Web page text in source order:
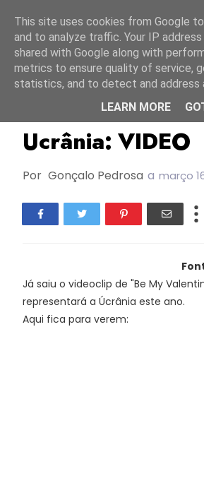
Ucrânia: VIDEO
Por Gonçalo Pedrosa a março
Já saiu o videoclip de "Be My
representará a Úcrânia este ano.
Aqui fica para verem:
This site uses cookies from Google
and to analyze traffic. Your IP
shared with Google along with
metrics to ensure quality of service,
statistics, and to detect and address
LEARN MORE